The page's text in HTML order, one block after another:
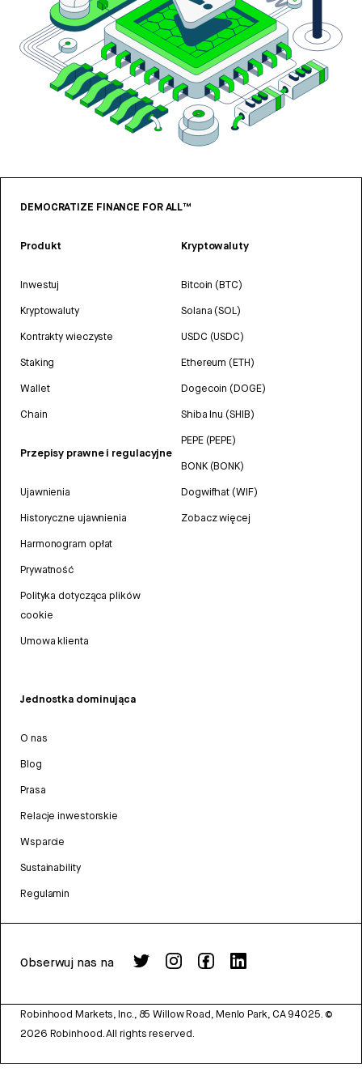
DEMOCRATIZE FINANCE FOR ALL™
Produkt
Inwestuj
Kryptowaluty
Kontrakty wieczyste
Staking
Wallet
Chain
Przepisy prawne i regulacyjne
Ujawnienia
Historyczne ujawnienia
Harmonogram opłat
Prywatność
Polityka dotycząca plików
cookie
Umowa klienta
Kryptowaluty
Bitcoin (BTC)
Solana (SOL)
USDC (USDC)
Ethereum (ETH)
Dogecoin (DOGE)
Shiba Inu (SHIB)
PEPE (PEPE)
BONK (BONK)
Dogwifhat (WIF)
Zobacz więcej
Jednostka dominująca
O nas
Blog
Prasa
Relacje inwestorskie
Wsparcie
Sustainability
Regulamin
Obserwuj nas na
Robinhood Markets, Inc., 85 Willow Road, Menlo Park, CA 94025. ©
2026 Robinhood. All rights reserved.